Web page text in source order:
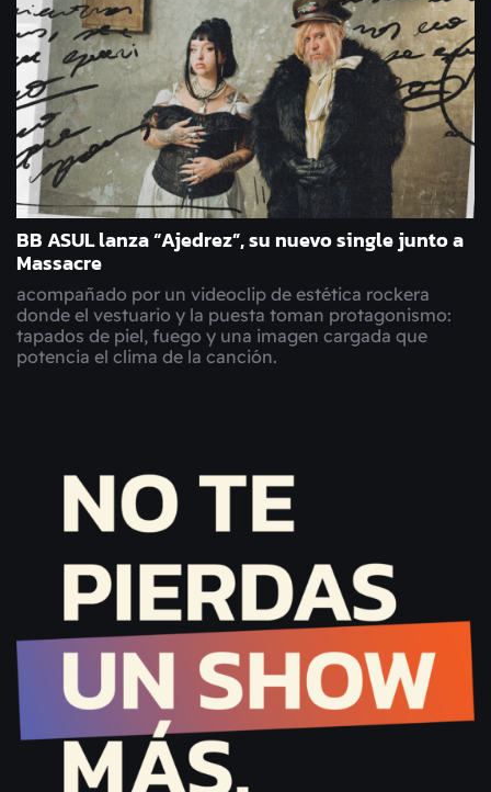
BB ASUL lanza “Ajedrez”, su nuevo single junto a
Massacre
acompañado por un videoclip de estética rockera
donde el vestuario y la puesta toman protagonismo:
tapados de piel, fuego y una imagen cargada que
potencia el clima de la canción.